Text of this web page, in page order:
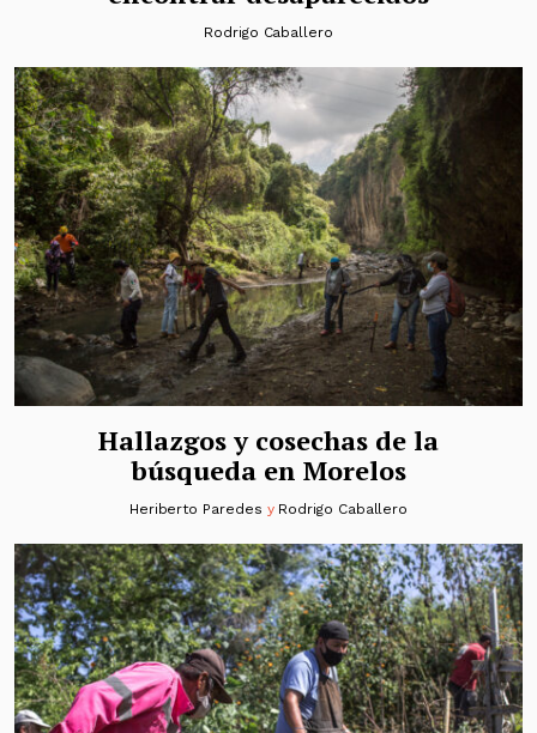
Rodrigo Caballero
Hallazgos y cosechas de la
búsqueda en Morelos
Heriberto Paredes y Rodrigo Caballero